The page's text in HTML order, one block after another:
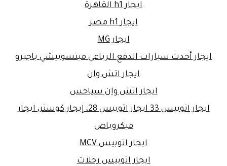
ايجار h1 القاهرة
ايجار h1 مصر
ايجار MG
ايجار أحدث سيارات الدفع الرباعي ميتسوبيشي باجيرو
ايجار اتش وان
ايجار اتش وان سياحس
ايجار اتوبيس 33 ايجار اتوبيس 28، إيجار كوستر، ايجار
ميكروباص
ايجار اتوبيس MCV
ايجار اتوبيس رحلات